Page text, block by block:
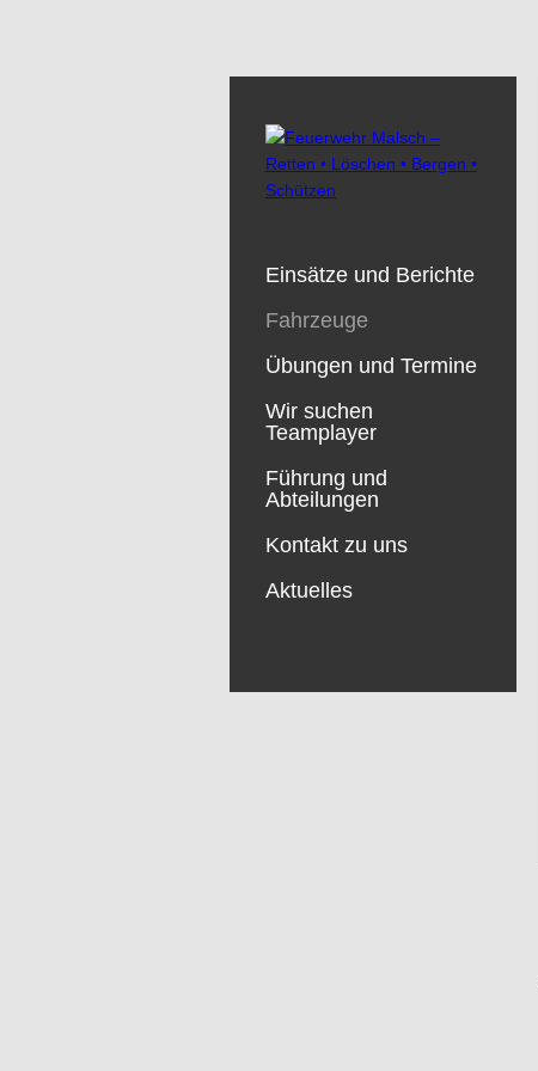
Einsätze und Berichte
Fahrzeuge
Übungen und Termine
Wir suchen
Teamplayer
Führung und
Abteilungen
Kontakt zu uns
Aktuelles